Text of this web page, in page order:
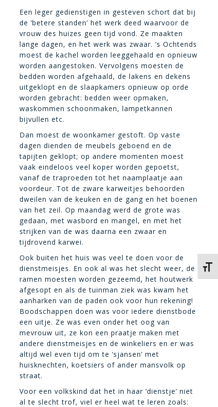
Een leger gedienstigen in gesteven schort dat bij
de ‘betere standen’ het werk deed waarvoor de
vrouw des huizes geen tijd vond. Ze maakten
lange dagen, en het werk was zwaar. ‘s Ochtends
moest de kachel worden leeggehaald en opnieuw
worden aangestoken. Vervolgens moesten de
bedden worden afgehaald, de lakens en dekens
uitgeklopt en de slaapkamers opnieuw op orde
worden gebracht: bedden weer opmaken,
waskommen schoonmaken, lampetkannen
bijvullen etc.
Dan moest de woonkamer gestoft. Op vaste
dagen dienden de meubels geboend en de
tapijten geklopt; op andere momenten moest
vaak eindeloos veel koper worden gepoetst,
vanaf de traproeden tot het naamplaatje aan
voordeur. Tot de zware karweitjes behoorden
dweilen van de keuken en de gang en het boenen
van het zeil. Op maandag werd de grote was
gedaan, met wasbord en mangel, en met het
strijken van de was daarna een zwaar en
tijdrovend karwei.
Ook buiten het huis was veel te doen voor de
dienstmeisjes. En ook al was het slecht weer, de
ramen moesten worden gezeemd, het houtwerk
afgesopt en als de tuinman ziek was kwam het
aanharken van de paden ook voor hun rekening!
Boodschappen doen was voor iedere dienstbode
een uitje. Ze was even onder het oog van
mevrouw uit, ze kon een praatje maken met
andere dienstmeisjes en de winkeliers en er was
altijd wel even tijd om te ‘sjansen’ met
huisknechten, koetsiers of ander mansvolk op
straat.
Voor een volkskind dat het in haar ‘dienstje’ niet
al te slecht trof, viel er heel wat te leren zoals: